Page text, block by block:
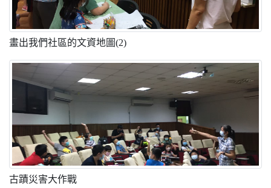
畫出我們社區的文資地圖(2)
古蹟災害大作戰